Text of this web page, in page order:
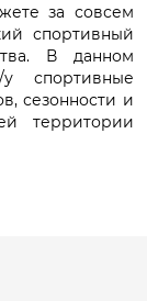
за совсем
спортивный
В данном
спортивные
сезонности и
территории